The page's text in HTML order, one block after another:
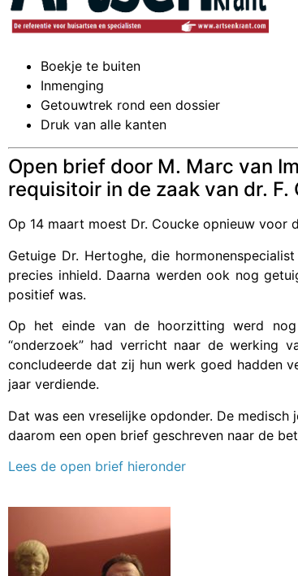
Boekje te buiten
Inmenging
Getouwtrek rond een dossier
Druk van alle kanten
Open brief door M. Marc van
requisitoir in de zaak van dr. F.
Op 14 maart moest Dr. Coucke opnieuw voor
Getuige Dr. Hertoghe, die
precies inhield. Daarna werden ook nog
positief was.
Op het einde van de hoorzitting werd
“onderzoek” had verricht naar de werking
concludeerde dat zij hun werk goed hadden
jaar verdiende.
Dat was een vreselijke opdonder. De
daarom een open brief geschreven naar de
Lees de open brief hieronder